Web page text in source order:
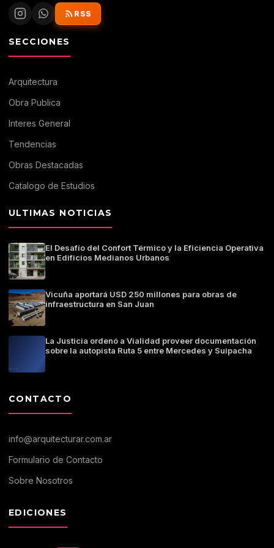
RSS
SECCIONES
Arquitectura
Obra Publica
Interes General
Tendencias
Obras Destacadas
Catalogo de Estudios
ULTIMAS NOTICIAS
El Desafío del Confort Térmico y la Eficiencia Operativa
en Edificios Medianos Urbanos
Vicuña aportará USD 250 millones para obras de
infraestructura en San Juan
La Justicia ordenó a Vialidad proveer documentación
sobre la autopista Ruta 5 entre Mercedes y Suipacha
CONTACTO
info@arquitecturar.com.ar
Formulario de Contacto
Sobre Nosotros
EDICIONES